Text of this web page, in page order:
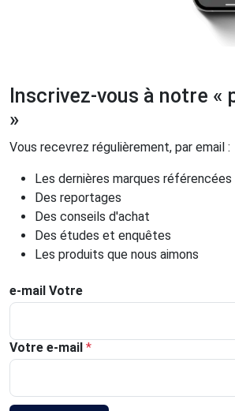
Inscrivez-vous à notre
»
Vous recevrez régulièrement, par email :
Les dernières marques référencées
Des reportages
Des conseils d'achat
Des études et enquêtes
Les produits que nous aimons
e-mail Votre
Votre e-mail *